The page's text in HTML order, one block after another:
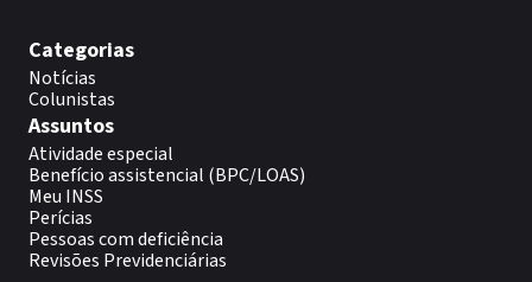
Categorias
Notícias
Colunistas
Assuntos
Atividade especial
Benefício assistencial (BPC/LOAS)
Meu INSS
Perícias
Pessoas com deficiência
Revisões Previdenciárias